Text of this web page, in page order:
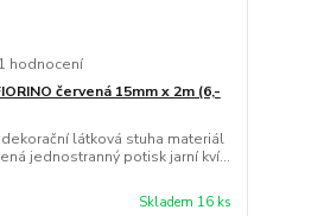
1 hodnocení
červená 15mm x 2m (6,-
dekorační látková stuha materiál
jednostranný potisk jarní kví...
Skladem 16 ks